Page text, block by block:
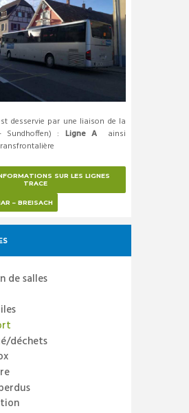
desservie par une liaison de la
Sundhoffen) : Ligne A
ainsi
SUR LES LIGNES
TRACE
– BREISACH
de salles
déchets